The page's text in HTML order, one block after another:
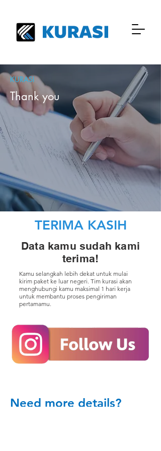
KURASI
Thank you
TERIMA KASIH
Data kamu sudah kami
terima!
Kamu selangkah lebih dekat untuk mulai
kirim paket ke luar negeri. Tim kurasi akan
menghubungi kamu maksimal 1 hari kerja
untuk membantu proses pengiriman
pertamamu.
Need more details?